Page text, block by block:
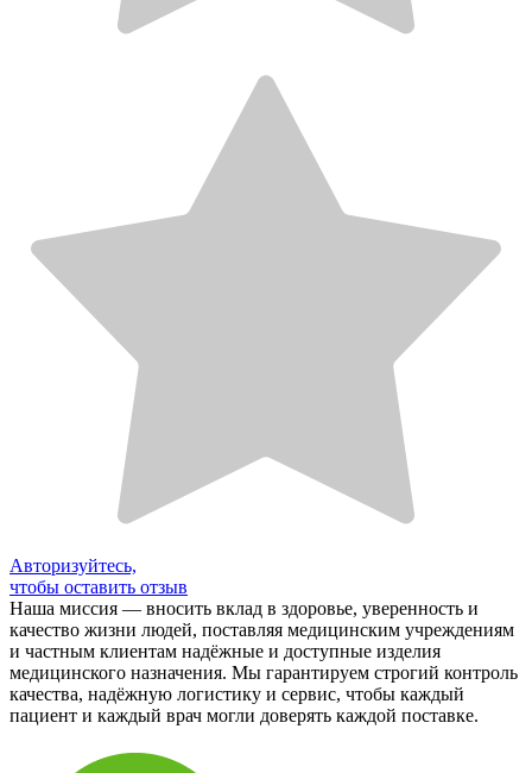
Авторизуйтесь,
чтобы оставить отзыв
Наша миссия — вносить вклад в здоровье, уверенность и
качество жизни людей, поставляя медицинским учреждениям
и частным клиентам надёжные и доступные изделия
медицинского назначения. Мы гарантируем строгий контроль
качества, надёжную логистику и сервис, чтобы каждый
пациент и каждый врач могли доверять каждой поставке.